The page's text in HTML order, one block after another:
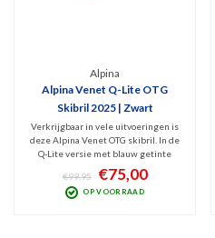
Alpina
Alpina Venet Q-Lite OTG
Skibril 2025 | Zwart
Verkrijgbaar in vele uitvoeringen is
deze Alpina Venet OTG skibril. In de
Q-Lite versie met blauw getinte
Quattroflex Lite spiegellens (Cat. 2)
heb je optimaal zicht bij wisselvallig
weer. Moderne, veelzijdige medium-
€99,95 €75,00
OP VOORRAAD